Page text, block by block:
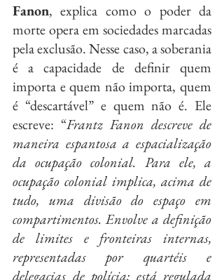
Fanon, explica como o poder da
morte opera em sociedades marcadas
pela exclusão. Nesse caso, a soberania
é a capacidade de definir quem
importa e quem não importa, quem
é “descartável” e quem não é. Ele
escreve: “Frantz Fanon descreve de
maneira espantosa a espacialização
da ocupação colonial. Para ele, a
ocupação colonial implica, acima de
tudo, uma divisão do espaço em
compartimentos. Envolve a definição
de limites e fronteiras internas,
representadas por quartéis e
delegacias de polícia; está regulada